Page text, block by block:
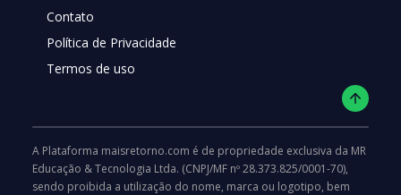
Contato
Política de Privacidade
Termos de uso
A Plataforma maisretorno.com é de propriedade exclusiva da MR
Educação & Tecnologia Ltda. (CNPJ/MF nº 28.373.825/0001-70),
sendo proibida a utilização do nome, marca ou logotipo, bem